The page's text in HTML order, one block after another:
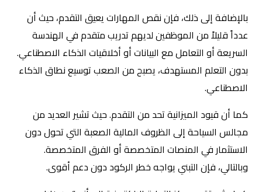
بالإضافة إلى ذلك، فإن نقص المهارات يعيق التقدم، حيث أن
عدداً قليلاً من الموظفين لديهم تدريب متقدم في الهندسة
السريعة أو التعامل مع البيانات أو أخلاقيات الذكاء الاصطناعي.
بدون التعلم المستهدف، يصبح من الصعب توسيع نطاق الذكاء
الاصطناعي.
كما أن قيود الميزانية تحد من التقدم. حيث تشير العديد من
مجالس السياحة إلى الظروف المالية الصعبة التي تحول دون
الاستثمار في المنصات المتخصصة أو الفرق المتخصصة.
وبالتالي، فإن التبني يواجه خطر الركود دون دعم أقوى.